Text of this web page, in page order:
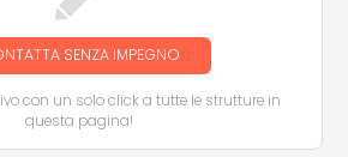
SENZA IMPEGNO
con un solo click a tutte le strutture in
questa pagina!